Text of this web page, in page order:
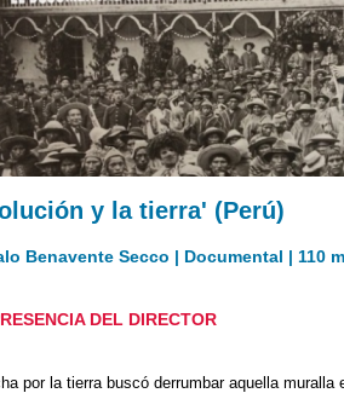
y la tierra' (Perú)
Benavente Secco | Documental | 110
DEL DIRECTOR
por la tierra buscó derrumbar aquella